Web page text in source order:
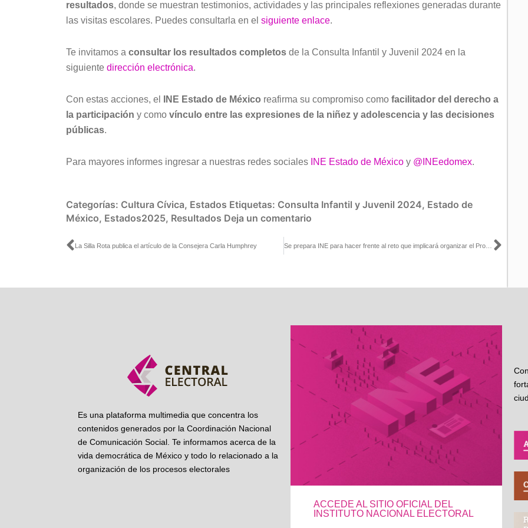
resultados, donde se muestran testimonios, actividades y las principales reflexiones generadas durante
las visitas escolares. Puedes consultarla en el siguiente enlace.
Te invitamos a consultar los resultados completos de la Consulta Infantil y Juvenil 2024 en la
siguiente dirección electrónica.
Con estas acciones, el INE Estado de México reafirma su compromiso como facilitador del derecho a
la participación y como vínculo entre las expresiones de la niñez y adolescencia y las decisiones
públicas.
Para mayores informes ingresar a nuestras redes sociales INE Estado de México y @INEedomex.
Categorías: Cultura Cívica, Estados Etiquetas: Consulta Infantil y Juvenil 2024, Estado de
México, Estados2025, Resultados Deja un comentario
Ant
La Silla Rota publica el artículo de la Consejera Carla Humphrey
Es una plataforma multimedia que concentra los
contenidos generados por la Coordinación Nacional
de Comunicación Social. Te informamos acerca de la
vida democrática de México y todo lo relacionado a la
organización de los procesos electorales
ACCEDE AL SITIO OFICIAL DEL
INSTITUTO NACIONAL ELECTORAL